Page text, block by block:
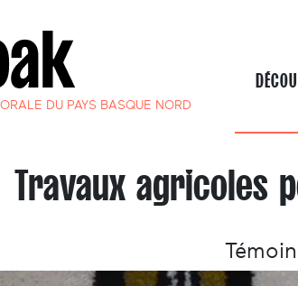
DU PAYS BASQUE NORD
Travaux agricoles